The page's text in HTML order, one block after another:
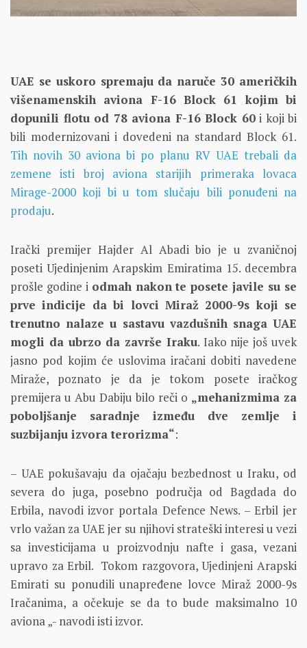
UAE se uskoro spremaju da naruče 30 američkih
višenamenskih aviona F-16 Block 61 kojim bi
dopunili flotu od 78 aviona F-16 Block 60i koji bi
bili modernizovani i dovedeni na standard Block 61.
Tih novih 30 aviona bi po planu RV UAE trebali da
zemene isti broj aviona starijih primeraka lovaca
Mirage-2000 koji bi u tom slučaju bili ponuđeni na
prodaju.
Irački premijer Hajder Al Abadi bio je u zvaničnoj
poseti Ujedinjenim Arapskim Emiratima 15. decembra
prošle godine i odmah nakon te posete javile su se
prve indicije da bi lovci Miraž 2000-9s koji se
trenutno nalaze u sastavu vazdušnih snaga UAE
mogli da ubrzo da završe Iraku. Iako nije još uvek
jasno pod kojim će uslovima iračani dobiti navedene
Miraže, poznato je da je tokom posete iračkog
premijera u Abu Dabiju bilo reči o „mehanizmima za
poboljšanje saradnje između dve zemlje i
suzbijanju izvora terorizma“:
– UAE pokušavaju da ojačaju bezbednost u Iraku, od
severa do juga, posebno područja od Bagdada do
Erbila, navodi izvor portala Defence News. – Erbil jer
vrlo važan za UAE jer su njihovi strateški interesi u vezi
sa investicijama u proizvodnju nafte i gasa, vezani
upravo za Erbil. Tokom razgovora, Ujedinjeni Arapski
Emirati su ponudili unapređene lovce Miraž 2000-9s
Iračanima, a očekuje se da to bude maksimalno 10
aviona „- navodi isti izvor.